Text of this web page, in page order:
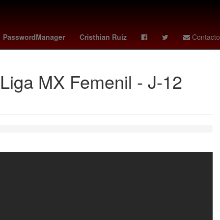
PasswordManager Cristhian Ruiz Contacto
Maduro Desalojo El Paso
MX Femenil - J-12